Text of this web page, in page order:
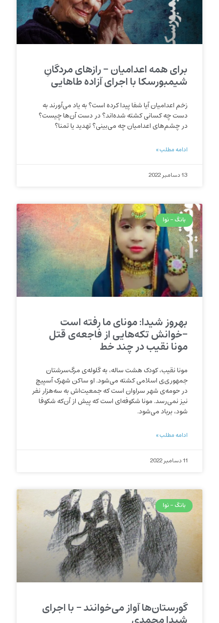
برای همه اعدامیان – رازهای مردگانِ
شیمبورسکا با اجرای آزاده طاهایی
زخم اعدامیان آیا شفا پیدا کرده است؟ به یاد می‌آورند به
دست چه کسانی کشته شده‌اند؟ در دست آن‌ها چیست؟
در چشم‌های اعدامیان چه می‌بینی؟ تهدید یا تمنا؟
ادامه مطلب »
13 دسامبر 2022
بانگ - نوا
بهروز شیدا: مونای ما رفته است
-خوانش تکه‌هایی از فاجعه‌ی قتل
مونا نقیب در چند خط
مونا نقیب، کودک هشت ساله، به گلوله‌‌ی مرگ‌سرشتان
جمهوری‌ی اسلامی کشته می‌شود. او ساکن شهرک آسپیچ
در حومه‌ی شهر سراوان است که جمعیت‌اش به سه‌هزار نفر
نیز نمی‌رسد. مونا شکوفه‌ای است که پیش از آن‌که شکوفا
شود، برباد می‌شود.
ادامه مطلب »
11 دسامبر 2022
بانگ - نوا
گورستان‌ها آواز می‌خو‌انند – با اجرای